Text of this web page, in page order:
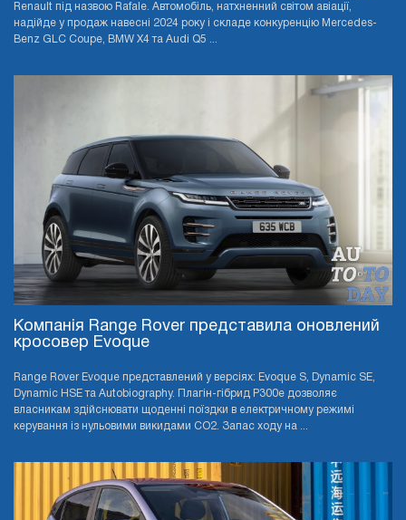
Renault під назвою Rafale. Автомобіль, натхненний світом авіації,
надійде у продаж навесні 2024 року і складе конкуренцію Mercedes-
Benz GLC Coupe, BMW X4 та Audi Q5 ...
Компанія Range Rover представила оновлений
кросовер Evoque
Range Rover Evoque представлений у версіях: Evoque S, Dynamic SE,
Dynamic HSE та Autobiography. Плагін-гібрид P300e дозволяє
власникам здійснювати щоденні поїздки в електричному режимі
керування із нульовими викидами CO2. Запас ходу на ...